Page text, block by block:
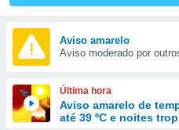
das
e
forma
digital
Aviso amarelo
Aviso moderado por
Última hora
Aviso amarelo de
até 39 ºC e noites